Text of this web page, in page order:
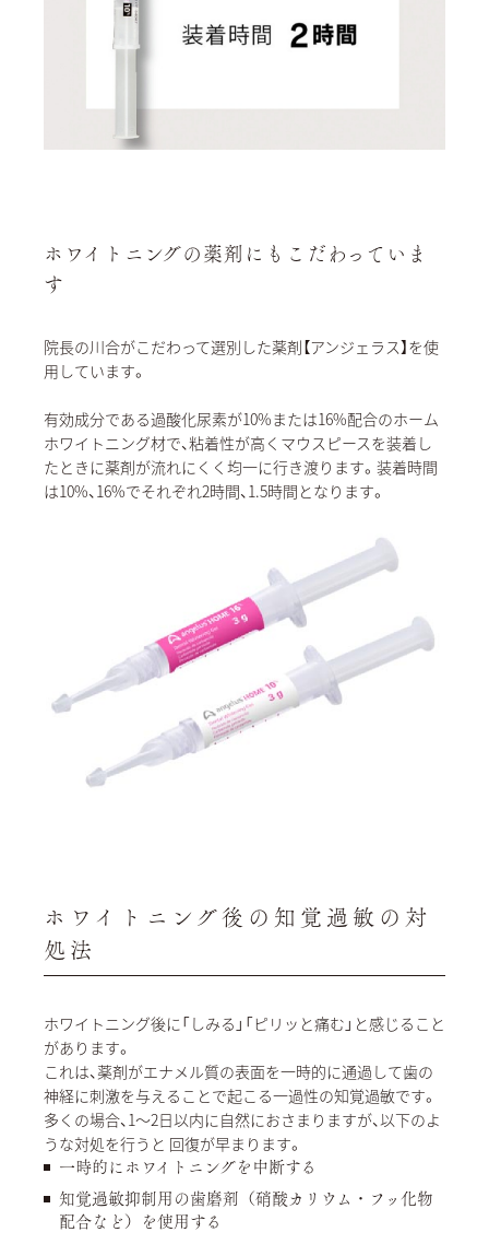
ホワイトニングの薬剤にもこだわっていま
す
院長の川合がこだわって選別した薬剤【アンジェラス】を使
用しています。
有効成分である過酸化尿素が10%または16%配合のホーム
ホワイトニング材で、粘着性が高くマウスピースを装着し
たときに薬剤が流れにくく均一に行き渡ります。装着時間
は10%、16%でそれぞれ2時間、1.5時間となります。
ホワイトニング後の知覚過敏の対
処法
ホワイトニング後に「しみる」「ピリッと痛む」と感じること
があります。
これは、薬剤がエナメル質の表面を一時的に通過して歯の
神経に刺激を与えることで起こる一過性の知覚過敏です。
多くの場合、1〜2日以内に自然におさまりますが、以下のよ
うな対処を行うと 回復が早まります。
一時的にホワイトニングを中断する
知覚過敏抑制用の歯磨剤（硝酸カリウム・フッ化物
配合など）を使用する